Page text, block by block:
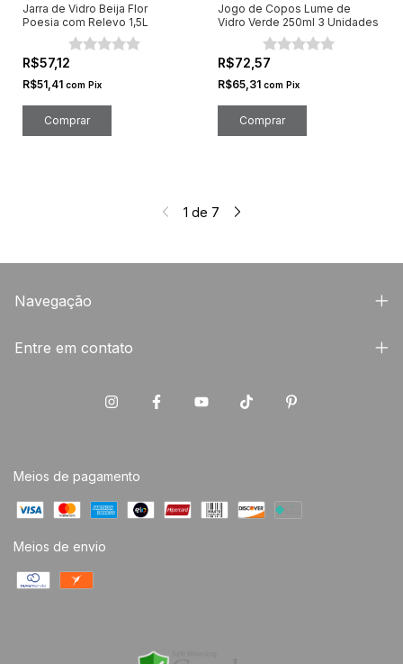
Jarra de Vidro Beija Flor
Poesia com Relevo 1,5L
R$57,12
R$51,41 com Pix
Jogo de Copos Lume de
Vidro Verde 250ml 3 Unidades
R$72,57
R$65,31 com Pix
1 de 7
Navegação
Entre em contato
Meios de pagamento
Meios de envio